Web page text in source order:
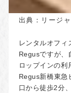
出典： リージ
レンタルオフィ
Regusですが、
ロップインの利
Regus新橋東急
口から徒歩2分